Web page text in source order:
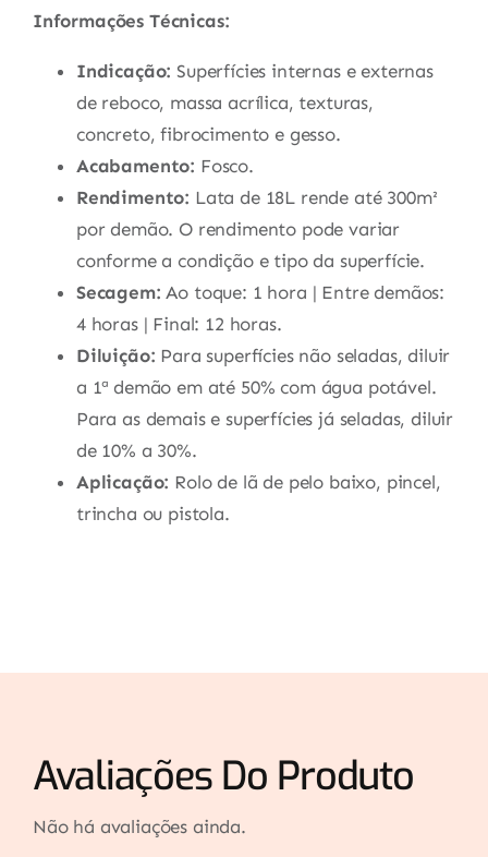
Informações Técnicas:
Indicação: Superfícies internas e externas
de reboco, massa acrílica, texturas,
concreto, fibrocimento e gesso.
Acabamento: Fosco.
Rendimento: Lata de 18L rende até 300m²
por demão. O rendimento pode variar
conforme a condição e tipo da superfície.
Secagem: Ao toque: 1 hora | Entre demãos:
4 horas | Final: 12 horas.
Diluição: Para superfícies não seladas, diluir
a 1ª demão em até 50% com água potável.
Para as demais e superfícies já seladas, diluir
de 10% a 30%.
Aplicação: Rolo de lã de pelo baixo, pincel,
trincha ou pistola.
Avaliações Do Produto
Não há avaliações ainda.